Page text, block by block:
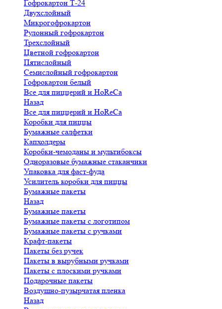
Гофрокартон Т-24
Двухслойный
Микрогофрокартон
Рулонный гофрокартон
Трехслойный
Цветной гофрокартон
Пятислойный
Семислойный гофрокартон
Гофрокартон белый
Все для пиццерий и HoReCa
Назад
Все для пиццерий и HoReCa
Коробки для пиццы
Бумажные салфетки
Капхолдеры
Коробки-чемоданы и мультибоксы
Одноразовые бумажные стаканчики
Упаковка для фаст-фуда
Усилитель коробки для пиццы
Бумажные пакеты
Назад
Бумажные пакеты
Бумажные пакеты с логотипом
Бумажные пакеты с ручками
Крафт-пакеты
Пакеты без ручек
Пакеты в вырубными ручками
Пакеты с плоскими ручками
Подарочные пакеты
Воздушно-пузырчатая пленка
Назад